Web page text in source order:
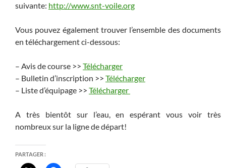
suivante: http://www.snt-voile.org
Vous pouvez également trouver l’ensemble des documents
en téléchargement ci-dessous:
– Avis de course >> Télécharger
– Bulletin d’inscription >> Télécharger
– Liste d’équipage >> Télécharger
A très bientôt sur l’eau, en espérant vous voir très
nombreux sur la ligne de départ!
PARTAGER :